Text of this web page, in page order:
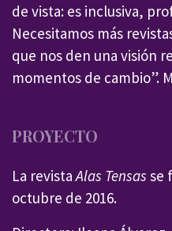
de vista: es inclusiva,
Necesitamos más
que nos den una visión
momentos de cambio”.
PROYECTO
La revistaAlas Tensas se
octubre de 2016.